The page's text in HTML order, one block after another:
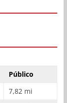
Público
7,82 mi